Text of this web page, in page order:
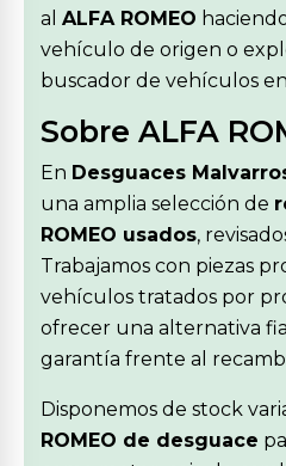
al ALFA ROMEO
vehículo de origen o
buscador de vehículos
Sobre ALFA
En Desguaces
una amplia selección de
ROMEO usados,
Trabajamos con piezas
vehículos tratados por
ofrecer una alternativa
garantía frente al
Disponemos de stock
ROMEO de desguace